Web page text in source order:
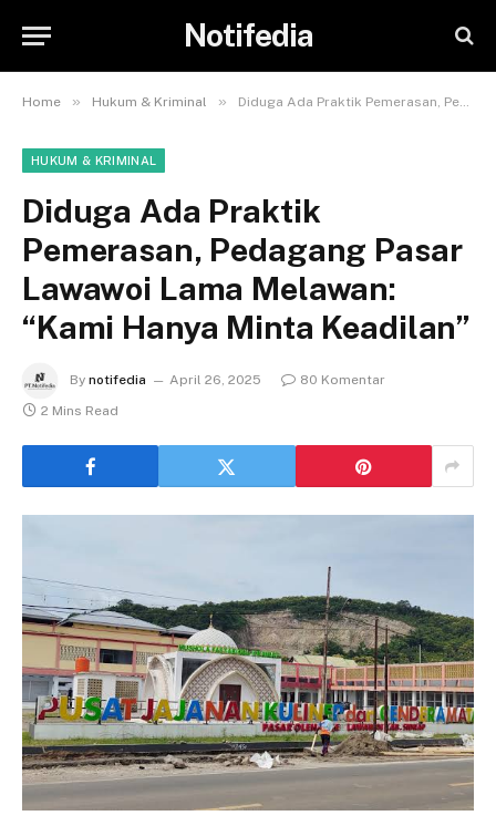
Notifedia
Home » Hukum & Kriminal » Diduga Ada Praktik Pemerasan, Pedagang Pasar Lawawoi Lama Melawan: “Kami Hanya Minta Keadilan”
HUKUM & KRIMINAL
Diduga Ada Praktik
Pemerasan, Pedagang Pasar
Lawawoi Lama Melawan:
“Kami Hanya Minta Keadilan”
By notifedia April 26, 2025
80 Komentar
2 Mins Read